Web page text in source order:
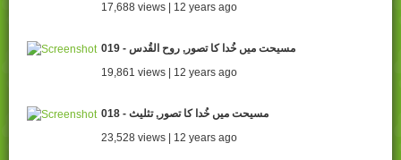
17,688 views | 12 years ago
019 - مسیحت میں خُدا کا تصور, روح القُدس
19,861 views | 12 years ago
018 - مسیحت میں خُدا کا تصور, تثلیث
23,528 views | 12 years ago